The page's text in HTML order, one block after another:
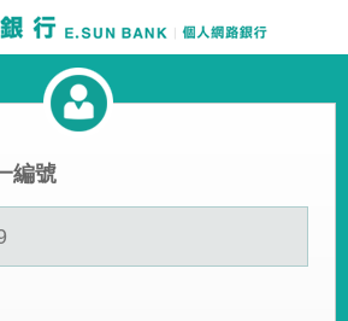
編號